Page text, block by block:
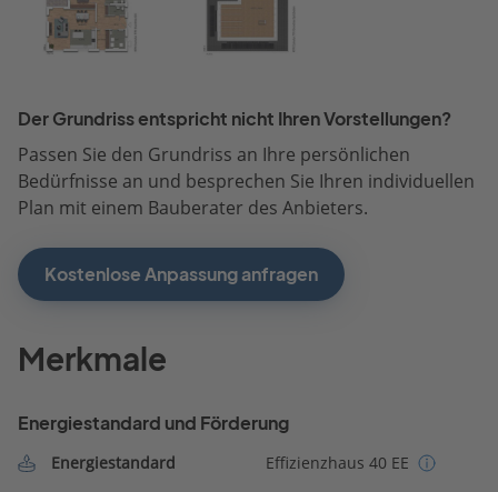
Der Grundriss entspricht nicht Ihren Vorstellungen?
Passen Sie den Grundriss an Ihre persönlichen
Bedürfnisse an und besprechen Sie Ihren individuellen
Plan mit einem Bauberater des Anbieters.
Kostenlose Anpassung anfragen
Merkmale
Energiestandard und Förderung
Energiestandard
Effizienzhaus 40 EE